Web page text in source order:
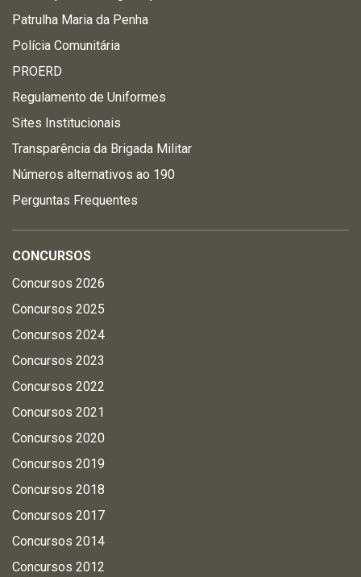
Patrulha Maria da Penha
Polícia Comunitária
PROERD
Regulamento de Uniformes
Sites Institucionais
Transparência da Brigada Militar
Números alternativos ao 190
Perguntas Frequentes
CONCURSOS
Concursos 2026
Concursos 2025
Concursos 2024
Concursos 2023
Concursos 2022
Concursos 2021
Concursos 2020
Concursos 2019
Concursos 2018
Concursos 2017
Concursos 2014
Concursos 2012